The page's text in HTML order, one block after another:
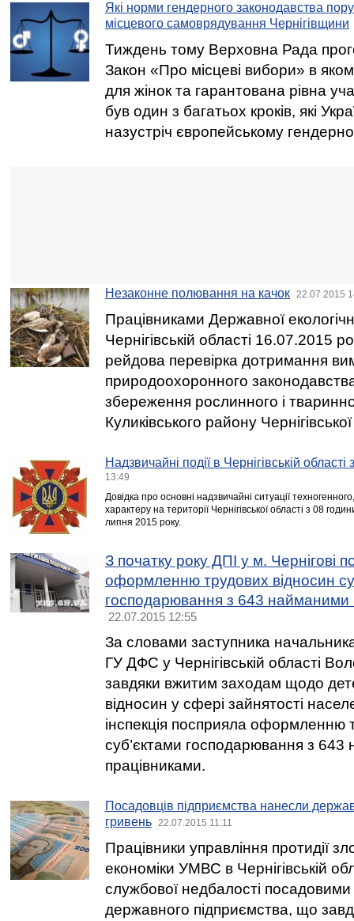
Які норми гендерного законодавства
місцевого самоврядування Чернігівщини
Тиждень тому Верховна Рада
Закон «Про місцеві вибори» в
для жінок та гарантована рівна
був один з багатьох кроків, які
назустріч європейському
Незаконне полювання на качок 22.07.2015
Працівниками Державної
Чернігівській області 16.07.2015
рейдова перевірка дотримання
природоохоронного
збереження рослинного і
Куликівського району
Надзвичайні події в Чернігівській
13:49
Довідка про основні надзвичайні ситуації
характеру на території Чернігівської області з 08
липня 2015 року.
З початку року ДПІ у м. Чернігові
оформленню трудових відносин
господарювання з 643 найманими
22.07.2015 12:55
За словами заступника
ГУ ДФС у Чернігівській області
завдяки вжитим заходам щодо
відносин у сфері зайнятості
інспекція посприяла оформленню
суб’єктами господарювання з
працівниками.
Посадовців підприємства нанесли
гривень
22.07.2015 11:11
Працівники управління протидії
економіки УМВС в Чернігівській
службової недбалості
державного підприємства, що